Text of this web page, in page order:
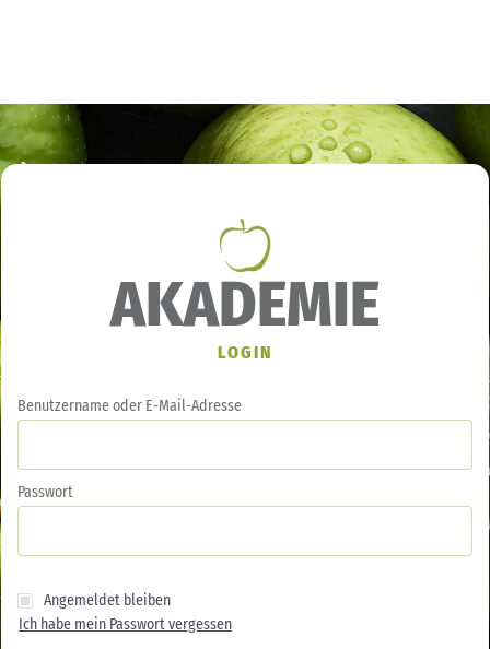
AKADEMIE
LOGIN
Benutzername oder E-Mail-Adresse
Passwort
Angemeldet bleiben
Ich habe mein Passwort vergessen